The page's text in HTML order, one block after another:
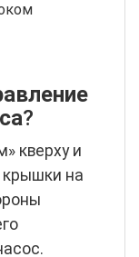
?
кверху и
на